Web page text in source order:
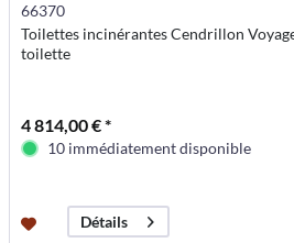
66370
Toilettes incinérantes Cendrillon
toilette
4 814,00 € *
10 immédiatement disponible
Détails